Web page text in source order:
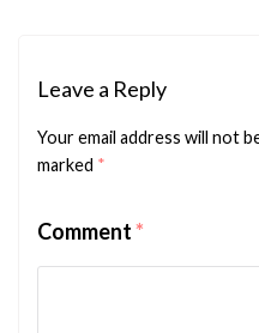
Leave a Reply
Your email address will not
marked *
Comment*